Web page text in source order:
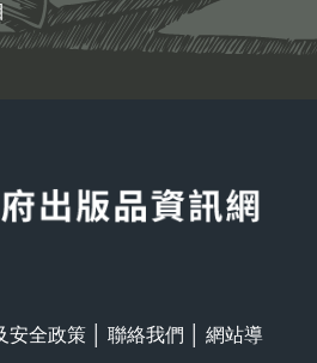
安全政策 聯絡我們
網站導